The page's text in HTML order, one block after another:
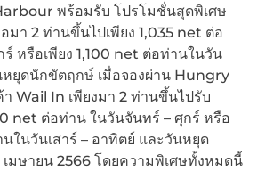
พร้อมรับ โปรโมชั่นสุดพิเศษ
มา 2 ท่านขึ้นไปเพียง 1,035 net ต่อ
หรือเพียง 1,100 net ต่อท่านในวัน
หยุดนักขัตฤกษ์ เมื่อจองผ่าน Hungry
Wail In เพียงมา 2 ท่านขึ้นไปรับ
net ต่อท่าน ในวันจันทร์ – ศุกร์ หรือ
นในวันเสาร์ – อาทิตย์ และวันหยุด
มษายน 2566 โดยความพิเศษทั้งหมดนี้